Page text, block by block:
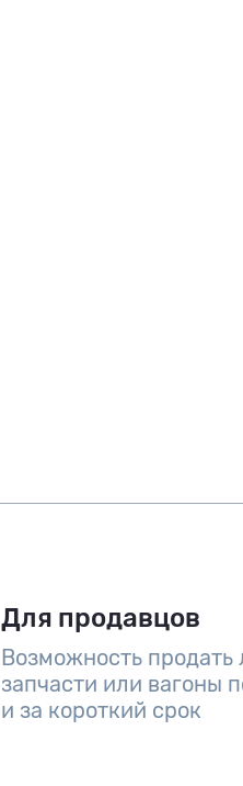
Для продавцов
Возможность продать
запчасти или вагоны
и за короткий срок